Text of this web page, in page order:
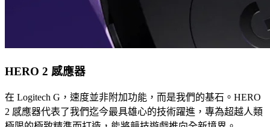
HERO 2 感應器
在 Logitech G，速度並非附加功能，而是我們的基石。HERO
2 感應器代表了我們迄今最具雄心的技術躍進，專為超越人類